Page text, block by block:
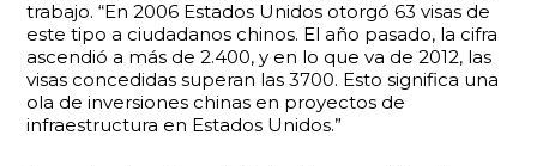
trabajo. “En 2006 Estados Unidos otorgó 63 visas de
este tipo a ciudadanos chinos. El año pasado, la cifra
ascendió a más de 2.400, y en lo que va de 2012, las
visas concedidas superan las 3700. Esto significa una
ola de inversiones chinas en proyectos de
infraestructura en Estados Unidos.”